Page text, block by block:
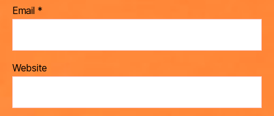
Email *
Website